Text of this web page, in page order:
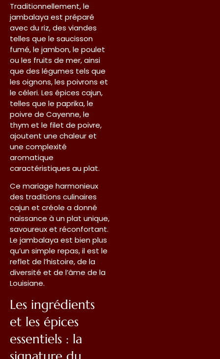
Traditionnellement, le
jambalaya est préparé
avec du riz, des viandes
telles que le saucisson
fumé, le jambon, le poulet
ou les fruits de mer, ainsi
que des légumes tels que
les oignons, les poivrons et
le céleri. Les épices cajun,
telles que le paprika, le
poivre de Cayenne, le
thym et le filet de poivre,
ajoutent une chaleur et
une complexité
aromatique
caractéristiques au plat.
Ce mariage harmonieux
des traditions culinaires
cajun et créole a donné
naissance à un plat unique,
savoureux et réconfortant.
Le jambalaya est bien plus
qu’un simple repas, il est le
reflet de l’histoire, de la
diversité et de l’âme de la
Louisiane.
Les ingrédients
et les épices
essentiels : la